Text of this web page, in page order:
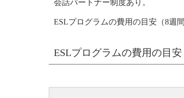
会話パートナー制度あり。
ESLプログラムの費用の目安（8週間
ESLプログラムの費用の目安